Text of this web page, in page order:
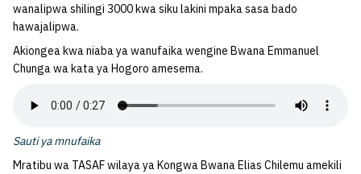
wanalipwa shilingi 3000 kwa siku lakini mpaka sasa bado
hawajalipwa.
Akiongea kwa niaba ya wanufaika wengine Bwana Emmanuel
Chunga wa kata ya Hogoro amesema.
Sauti ya mnufaika
Mratibu wa TASAF wilaya ya Kongwa Bwana Elias Chilemu amekili